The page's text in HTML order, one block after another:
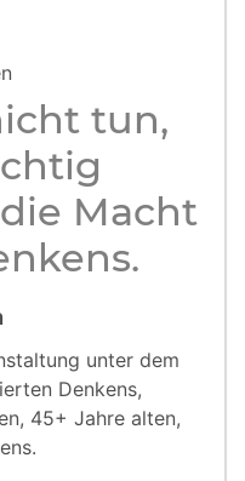
tun,
Macht
unter dem
Denkens,
45+ Jahre alten,